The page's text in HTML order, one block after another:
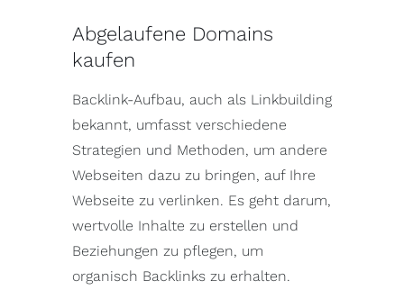
Abgelaufene Domains
kaufen
Backlink-Aufbau, auch als Linkbuilding
bekannt, umfasst verschiedene
Strategien und Methoden, um andere
Webseiten dazu zu bringen, auf Ihre
Webseite zu verlinken. Es geht darum,
wertvolle Inhalte zu erstellen und
Beziehungen zu pflegen, um
organisch Backlinks zu erhalten.